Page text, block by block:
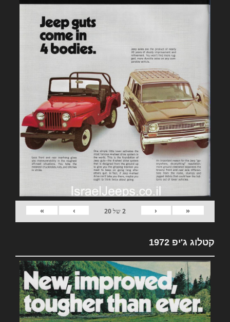
«
‹
2של20
›
»
קטלוג ג'יפ 1972